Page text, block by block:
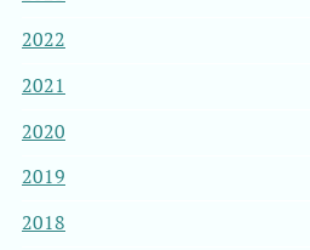
2022
2021
2020
2019
2018